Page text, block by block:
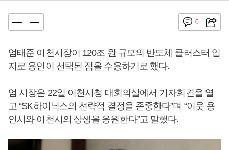
0
엄태준 이천시장이 120조 원 규모의 반도체 클러스터 입
지로 용인이 선택된 점을 수용하기로 했다.
엄 시장은 22일 이천시청 대회의실에서 기자회견을 열
고 “SK하이닉스의 전략적 결정을 존중한다”며 “이웃 용
인시와 이천시의 상생을 응원한다”고 말했다.